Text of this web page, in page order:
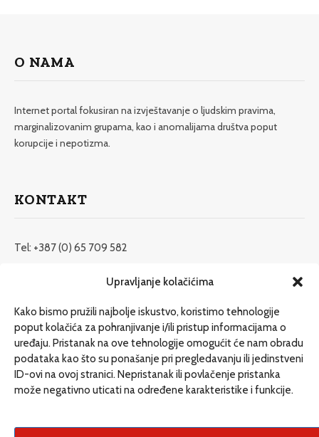
Upravljanje kolačićima
Kako bismo pružili najbolje iskustvo, koristimo tehnologije
poput kolačića za pohranjivanje i/ili pristup informacijama o
uređaju. Pristanak na ove tehnologije omogućit će nam obradu
podataka kao što su ponašanje pri pregledavanju ili jedinstveni
ID-ovi na ovoj stranici. Nepristanak ili povlačenje pristanka
može negativno uticati na određene karakteristike i funkcije.
O NAMA
Internet portal fokusiran na izvještavanje o ljudskim pravima,
marginalizovanim grupama, kao i anomalijama društva poput
korupcije i nepotizma.
KONTAKT
Tel: +387 (0) 65 709 582
redakcija@etrafika.net
Dosije
Drugi pišu
Društvo